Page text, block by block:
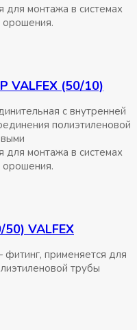
для монтажа в системах
орошения.
(50/10)
c внутренней
полиэтиленовой
для монтажа в системах
орошения.
VALFEX
применяется для
трубы